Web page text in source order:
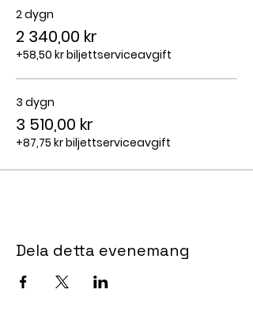
2 dygn
2 340,00 kr
+58,50 kr biljettserviceavgift
3 dygn
3 510,00 kr
+87,75 kr biljettserviceavgift
Dela detta evenemang